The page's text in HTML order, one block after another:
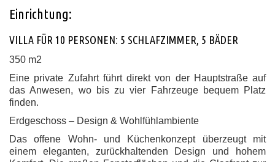
Einrichtung:
VILLA FÜR 10 PERSONEN: 5 SCHLAFZIMMER, 5 BÄDER
350 m2
Eine private Zufahrt führt direkt von der Hauptstraße auf
das Anwesen, wo bis zu vier Fahrzeuge bequem Platz
finden.
Erdgeschoss – Design & Wohlfühlambiente
Das offene Wohn- und Küchenkonzept überzeugt mit
einem eleganten, zurückhaltenden Design und hohem